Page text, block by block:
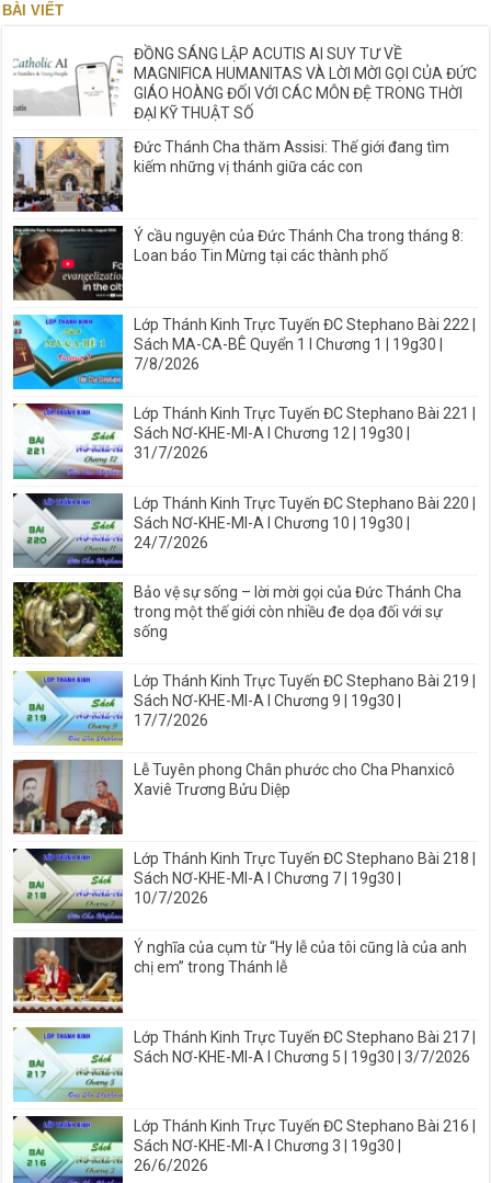
BÀI VIẾT
ĐỒNG SÁNG LẬP ACUTIS AI SUY TƯ VỀ
MAGNIFICA HUMANITAS VÀ LỜI MỜI GỌI CỦA ĐỨC
GIÁO HOÀNG ĐỐI VỚI CÁC MÔN ĐỆ TRONG THỜI
ĐẠI KỸ THUẬT SỐ
Đức Thánh Cha thăm Assisi: Thế giới đang tìm
kiếm những vị thánh giữa các con
Ý cầu nguyện của Đức Thánh Cha trong tháng 8:
Loan báo Tin Mừng tại các thành phố
Lớp Thánh Kinh Trực Tuyến ĐC Stephano Bài 222 |
Sách MA-CA-BÊ Quyển 1 I Chương 1 | 19g30 |
7/8/2026
Lớp Thánh Kinh Trực Tuyến ĐC Stephano Bài 221 |
Sách NƠ-KHE-MI-A I Chương 12 | 19g30 |
31/7/2026
Lớp Thánh Kinh Trực Tuyến ĐC Stephano Bài 220 |
Sách NƠ-KHE-MI-A I Chương 10 | 19g30 |
24/7/2026
Bảo vệ sự sống – lời mời gọi của Đức Thánh Cha
trong một thế giới còn nhiều đe dọa đối với sự
sống
Lớp Thánh Kinh Trực Tuyến ĐC Stephano Bài 219 |
Sách NƠ-KHE-MI-A I Chương 9 | 19g30 |
17/7/2026
Lễ Tuyên phong Chân phước cho Cha Phanxicô
Xaviê Trương Bửu Diệp
Lớp Thánh Kinh Trực Tuyến ĐC Stephano Bài 218 |
Sách NƠ-KHE-MI-A I Chương 7 | 19g30 |
10/7/2026
Ý nghĩa của cụm từ “Hy lễ của tôi cũng là của anh
chị em” trong Thánh lễ
Lớp Thánh Kinh Trực Tuyến ĐC Stephano Bài 217 |
Sách NƠ-KHE-MI-A I Chương 5 | 19g30 | 3/7/2026
Lớp Thánh Kinh Trực Tuyến ĐC Stephano Bài 216 |
Sách NƠ-KHE-MI-A I Chương 3 | 19g30 |
26/6/2026